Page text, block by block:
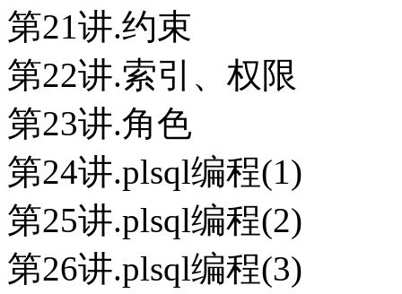
第21讲.约束
第22讲.索引、权限
第23讲.角色
第24讲.plsql编程(1)
第25讲.plsql编程(2)
第26讲.plsql编程(3)